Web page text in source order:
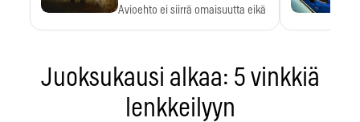
Avioehto ei siirrä omaisuutta eikä
Juoksukausi alkaa: 5 vinkkiä
lenkkeilyyn